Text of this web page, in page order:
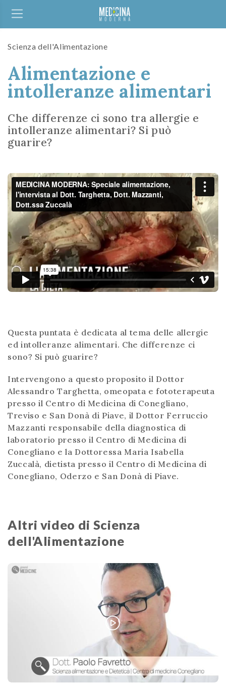
Scienza dell'Alimentazione
Alimentazione e
intolleranze alimentari
Che differenze ci sono tra allergie e
intolleranze alimentari? Si può
guarire?
Questa puntata è dedicata al tema delle allergie
ed intolleranze alimentari. Che differenze ci
sono? Si può guarire?
Intervengono a questo proposito il Dottor
Alessandro Targhetta, omeopata e fototerapeuta
presso il Centro di Medicina di Conegliano,
Treviso e San Donà di Piave, il Dottor Ferruccio
Mazzanti responsabile della diagnostica di
laboratorio presso il Centro di Medicina di
Conegliano e la Dottoressa Maria Isabella
Zuccalà, dietista presso il Centro di Medicina di
Conegliano, Oderzo e San Donà di Piave.
Altri video di Scienza
dell'Alimentazione